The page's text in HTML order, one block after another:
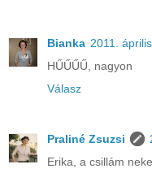
Bianka 2011.
HŰŰŰŰ, nagyon
Válasz
Praliné Zsuzsi
Erika, a csillám